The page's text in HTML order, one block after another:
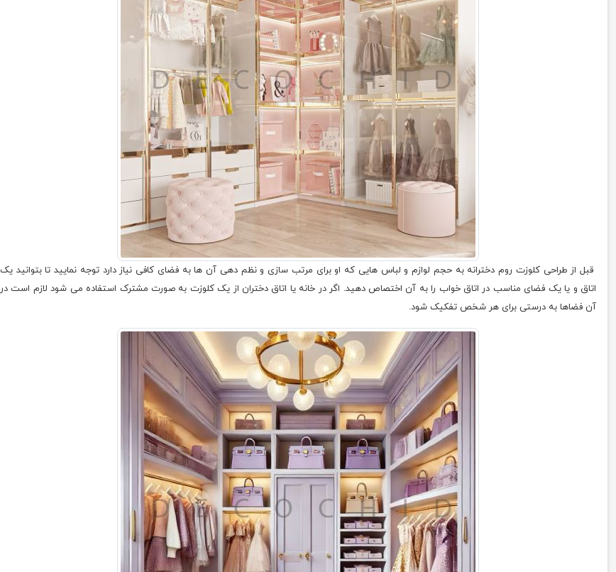
قبل از طراحی کلوزت روم دخترانه به حجم لوازم و لباس هایی که او برای مرتب سازی و نظم دهی آن ها به فضای کافی نیاز دارد توجه نمایید تا بتوانید یک
اتاق و یا یک فضای مناسب در اتاق خواب را به آن اختصاص دهید. اگر در خانه یا اتاق دختران از یک کلوزت به صورت مشترک استفاده می شود لازم است در
آن فضاها به درستی برای هر شخص تفکیک شود.